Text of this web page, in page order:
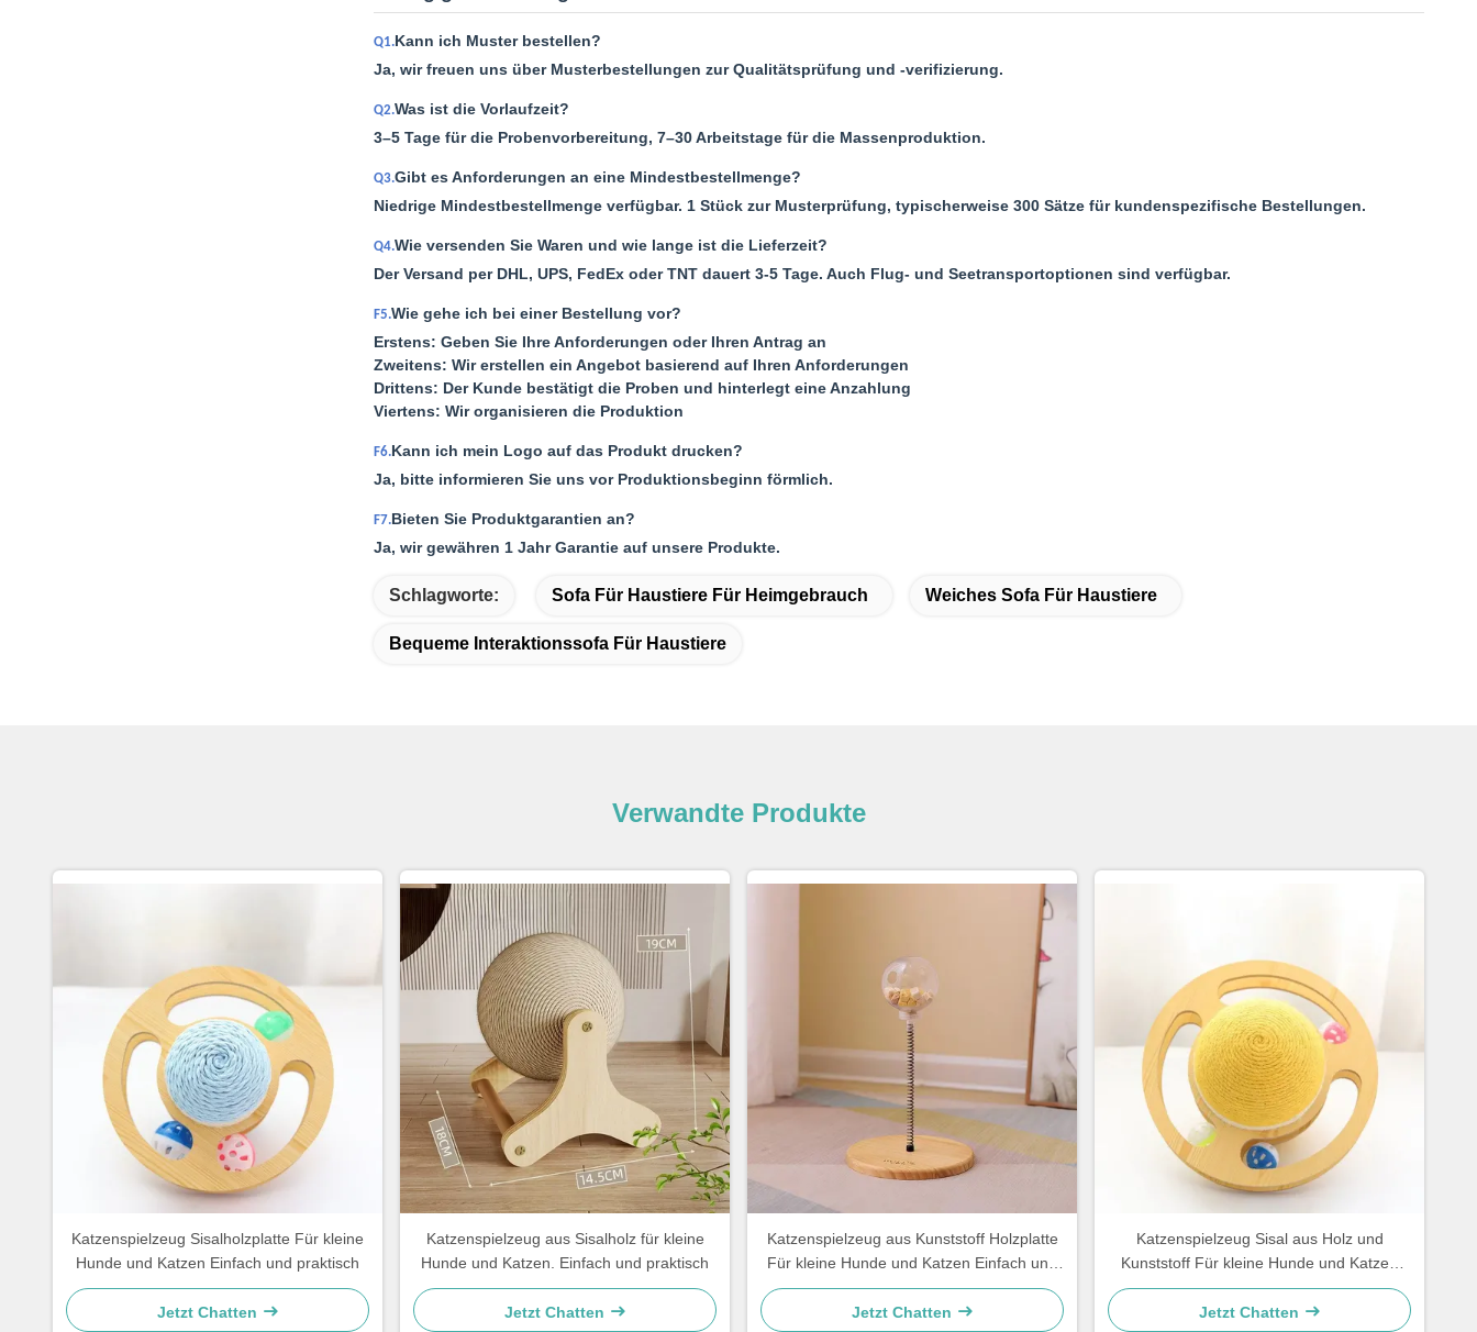
Q1.Kann ich Muster bestellen?
Ja, wir freuen uns über Musterbestellungen zur Qualitätsprüfung und -verifizierung.
Q2.Was ist die Vorlaufzeit?
3–5 Tage für die Probenvorbereitung, 7–30 Arbeitstage für die Massenproduktion.
Q3.Gibt es Anforderungen an eine Mindestbestellmenge?
Niedrige Mindestbestellmenge verfügbar. 1 Stück zur Musterprüfung, typischerweise 300 Sätze für kundenspezifische Bestellungen.
Q4.Wie versenden Sie Waren und wie lange ist die Lieferzeit?
Der Versand per DHL, UPS, FedEx oder TNT dauert 3-5 Tage. Auch Flug- und Seetransportoptionen sind verfügbar.
F5.Wie gehe ich bei einer Bestellung vor?
Erstens: Geben Sie Ihre Anforderungen oder Ihren Antrag an
Zweitens: Wir erstellen ein Angebot basierend auf Ihren Anforderungen
Drittens: Der Kunde bestätigt die Proben und hinterlegt eine Anzahlung
Viertens: Wir organisieren die Produktion
F6.Kann ich mein Logo auf das Produkt drucken?
Ja, bitte informieren Sie uns vor Produktionsbeginn förmlich.
F7.Bieten Sie Produktgarantien an?
Ja, wir gewähren 1 Jahr Garantie auf unsere Produkte.
Schlagworte: Sofa Für Haustiere Für Heimgebrauch Weiches Sofa Für Haustiere
Bequeme Interaktionssofa Für Haustiere
Verwandte Produkte
Katzenspielzeug Sisalholzplatte Für kleine
Hunde und Katzen Einfach und praktisch
Jetzt Chatten
Katzenspielzeug aus Sisalholz für kleine
Hunde und Katzen. Einfach und praktisch
Jetzt Chatten
Katzenspielzeug aus Kunststoff Holzplatte
Für kleine Hunde und Katzen Einfach und
praktisch
Jetzt Chatten
Katzenspielzeug Sisal aus Holz und
Kunststoff Für kleine Hunde und Katzen
Einfach und praktisch
Jetzt Chatten